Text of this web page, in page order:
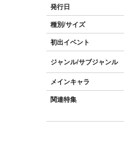
発行日
種別/サイズ
初出イベント
ジャンル/サブジャンル
メインキャラ
関連特集